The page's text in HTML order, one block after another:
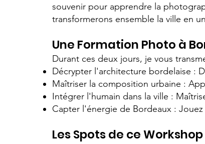
souvenir pour apprendre la
transformerons ensemble la ville en
Une Formation Photo à
Durant ces deux jours, je vous
Décrypter l'architecture bordelaise :
Maîtriser la composition urbaine :
Intégrer l'humain dans la ville :
Capter l'énergie de Bordeaux :
Les Spots de ce